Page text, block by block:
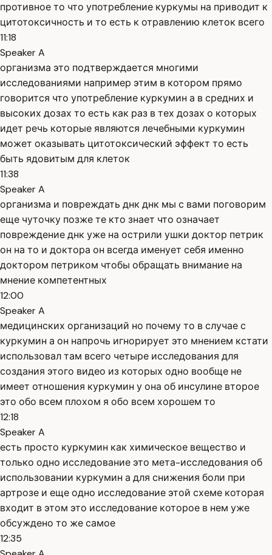
противное то что употребление куркумы на приводит к
цитотоксичность и то есть к отравлению клеток всего
11:18
Speaker A
организма это подтверждается многими
исследованиями например этим в котором прямо
говорится что употребление куркумин а в средних и
высоких дозах то есть как раз в тех дозах о которых
идет речь которые являются лечебными куркумин
может оказывать цитотоксический эффект то есть
быть ядовитым для клеток
11:38
Speaker A
организма и повреждать днк днк мы с вами поговорим
еще чуточку позже те кто знает что означает
повреждение днк уже на острили ушки доктор петрик
он на то и доктора он всегда именует себя именно
доктором петриком чтобы обращать внимание на
мнение компетентных
12:00
Speaker A
медицинских организаций но почему то в случае с
куркумин а он напрочь игнорирует это мнением кстати
использовал там всего четыре исследования для
создания этого видео из которых одно вообще не
имеет отношения куркумин у она об инсулине второе
это обо всем плохом я обо всем хорошем то
12:18
Speaker A
есть просто куркумин как химическое вещество и
только одно исследование это мета-исследования об
использовании куркумин а для снижения боли при
артрозе и еще одно исследование этой схеме которая
входит в этом это исследование которое в нем уже
обсуждено то же самое
12:35